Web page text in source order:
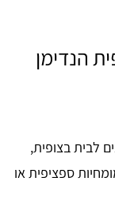
הנדימן
לבית בצופית,
ספציפית או